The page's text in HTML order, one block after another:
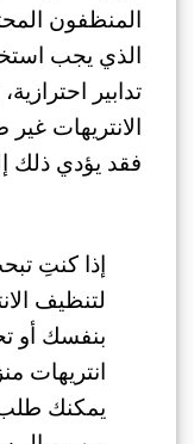
المنظفون
الذي يجب
تدابير
الانتريهات
فقد يؤدي ذلك
إذا كنتِ
لتنظيف
بنفسك أو
انتريهات
يمكنك طلب